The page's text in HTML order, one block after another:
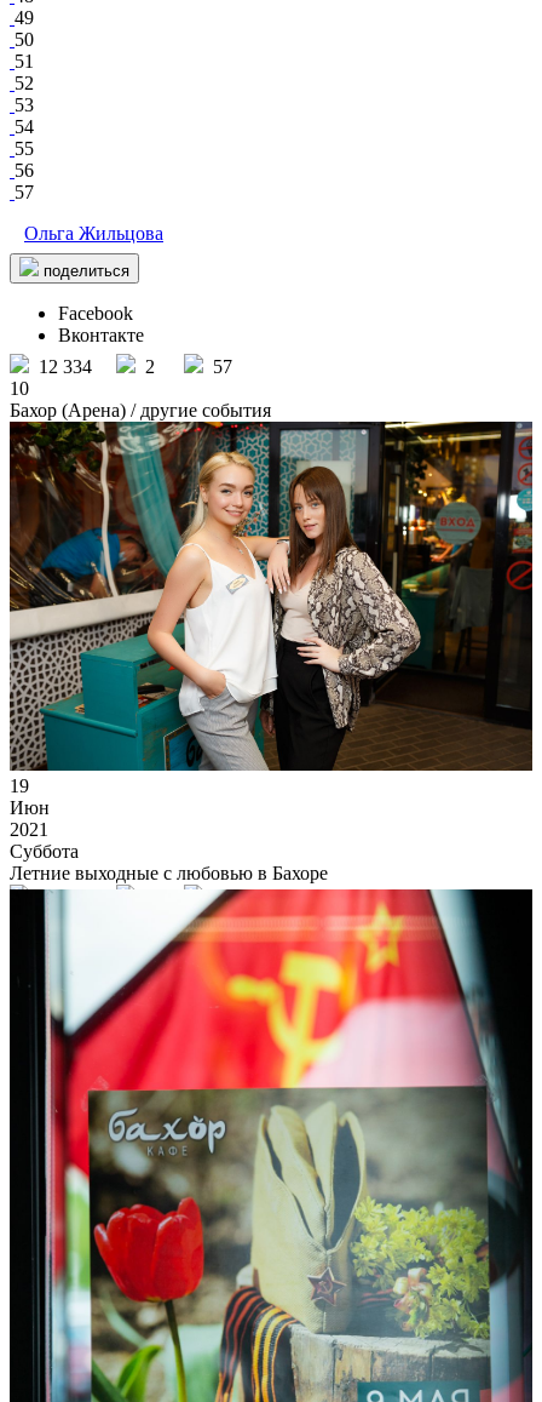
49
50
51
52
53
54
55
56
57
Ольга Жильцова
поделиться
Facebook
Вконтакте
12 334
2
57
10
Бахор (Арена) / другие события
19
Июн
2021
Суббота
Летние выходные с любовью в Бахоре
14 772
70
Ссылка на отбор фото